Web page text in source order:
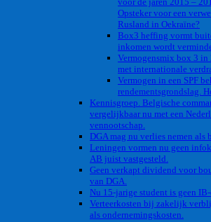
Opsteker voor een
Rusland in Oekraïne?
Box3 heffing vormt
inkomen wordt
Vermogensmix box 3
met internationale
Vermogen in een SPF
rendementsgrondslag.
Kennisgroep. Belgische
vergelijkbaar nu met een
vennootschap.
DGA mag nu verlies nemen als
Leningen vormen nu geen
AB juist vastgesteld.
Geen verkapt dividend voor
van DGA.
Nu 15-jarige student is geen IB-
Verteerkosten bij zakelijk
als ondernemingskosten.